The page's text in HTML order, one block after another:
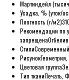
Мартиндейл
Усадка, % (уток/
Плотность (г/м2)
Рекомендации по
запрещена
СтилиСовременный
Рисунок
Цветовая группа
Тип тканиПечать,